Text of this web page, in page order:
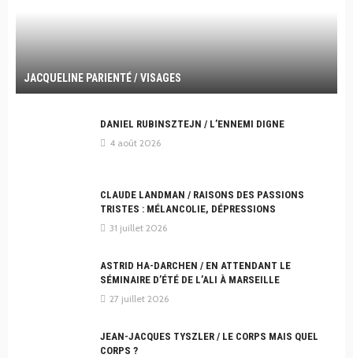
JACQUELINE PARIENTÉ / VISAGES
DANIEL RUBINSZTEJN / L’ENNEMI DIGNE
4 août 2026
CLAUDE LANDMAN / RAISONS DES PASSIONS
TRISTES : MÉLANCOLIE, DÉPRESSIONS
31 juillet 2026
ASTRID HA-DARCHEN / EN ATTENDANT LE
SÉMINAIRE D’ÉTÉ DE L’ALI À MARSEILLE
27 juillet 2026
JEAN-JACQUES TYSZLER / LE CORPS MAIS QUEL
CORPS ?